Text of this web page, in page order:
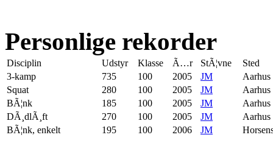
Personlige rekorder
Disciplin Udstyr Klasse Ã…r StÃ¦vne
Sted
3-kamp
735 100 2005 JM
Aarhus
Squat
280 100 2005 JM
Aarhus
BÃ¦nk
185 100 2005 JM
Aarhus
DÃ¸dlÃ¸ft
270 100 2005 JM
Aarhus
BÃ¦nk, enkelt
195 100 2006 JM